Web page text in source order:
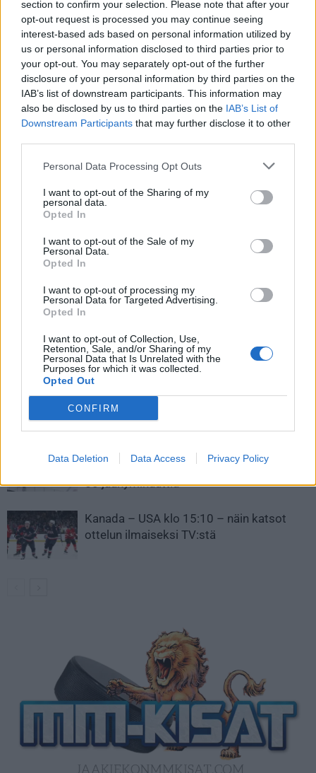
section to confirm your selection. Please note that after your
opt-out request is processed you may continue seeing
interest-based ads based on personal information utilized by
us or personal information disclosed to third parties prior to
your opt-out. You may separately opt-out of the further
disclosure of your personal information by third parties on the
IAB’s list of downstream participants. This information may
also be disclosed by us to third parties on the IAB’s List of
Downstream Participants that may further disclose it to other
Personal Data Processing Opt Outs
I want to opt-out of the Sharing of my
personal data.
Opted In
I want to opt-out of the Sale of my
Personal Data.
Opted In
I want to opt-out of processing my
Personal Data for Targeted Advertising.
Opted In
I want to opt-out of Collection, Use,
Retention, Sale, and/or Sharing of my
Personal Data that Is Unrelated with the
Purposes for which it was collected.
Opted Out
CONFIRM
Data Deletion Data Access Privacy Policy
PIC.TWITTER.COM/WK5HRASXVV
— TSN (@TSN_Sports)January 5, 2023
Jos twiitti ei näy laitteellasi voit katsoa sen suoraanTwitteristä
Tämä on ryöstö! Trevor Zegras
ryösti mailan Joel Kivirannalta
rangaistusta
Luke Hughes iski upean
selkänsä takaa Ruotsin maaliin
LIITTYVÄT ARTIKKELIT LISÄÄ TEKIJÄLTÄ
Leijonat julkisti ketjut Sveitsi-peliin –
Aleksander Barkov tekee paluun
kaukaloon
Venäläisveskari sekosi Suomen 2.
divisioonassa – sai samasta tilanteesta
50 jäähyminuuttia
Kanada – USA klo 15:10 – näin katsot
ottelun ilmaiseksi TV:stä